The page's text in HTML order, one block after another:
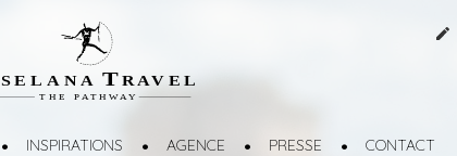
SELANA T R AVEL
THE P A TH W A Y
INSPIRATIONS AGENCE PRESSE CONTACT